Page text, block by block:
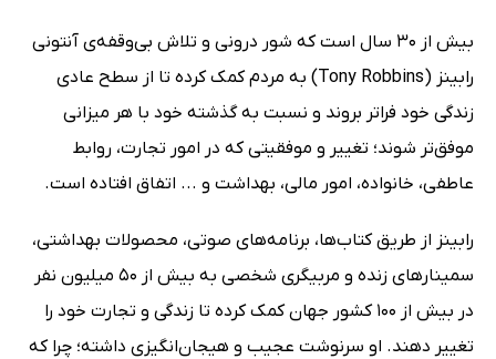
بیش از 30 سال است که شور درونی و تلاش بی‌وقفه‌ی آنتونی
رابینز (Tony Robbins) به مردم کمک کرده تا از سطح عادی
زندگی خود فراتر بروند و نسبت به گذشته خود با هر میزانی
موفق‌تر شوند؛ تغییر و موفقیتی که در امور تجارت، روابط
عاطفی، خانواده، امور مالی، بهداشت و ... اتفاق افتاده است.
رابینز از طریق کتاب‌ها، برنامه‌های صوتی، محصولات بهداشتی،
سمینارهای زنده و مربیگری شخصی به بیش از 50 میلیون نفر
در بیش از 100 کشور جهان کمک کرده تا زندگی و تجارت خود را
تغییر دهند. او سرنوشت عجیب و هیجان‌انگیزی داشته؛ چرا که